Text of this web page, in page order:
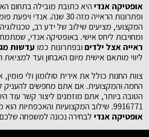
אופטיקה אנדיהיא כתובת מובילה בתחום
ופתרונות הראייה מזה 30 שנה.
המקצועי, מציעים שילוב של ידע רב,
ומחויבות ליחס אישי. באופטיקה אנדי,
ראייה אצל ילדיםובפתרונות כמו עדשות
ליווי מותאם אישית מיום האבחון ועד
צוות החנות כולל את אירית סולומון ולי
החמה והמקצועית. אם אתם מחפשים להעניק
9916771. שילוב המקצועיות והאכפתיות הוא מה שהופך את
אופטיקה אנדילבחירה נכונה למשפחה